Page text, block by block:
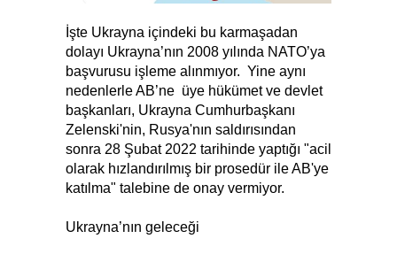
İşte Ukrayna içindeki bu karmaşadan
dolayı Ukrayna’nın 2008 yılında NATO’ya
başvurusu işleme alınmıyor. Yine aynı
nedenlerle AB’ne üye hükümet ve devlet
başkanları, Ukrayna Cumhurbaşkanı
Zelenski'nin, Rusya'nın saldırısından
sonra 28 Şubat 2022 tarihinde yaptığı "acil
olarak hızlandırılmış bir prosedür ile AB'ye
katılma" talebine de onay vermiyor.
Ukrayna’nın geleceği